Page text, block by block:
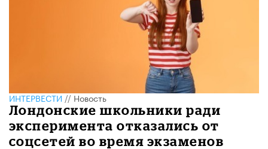
ИНТЕРВЕСТИ//Новость
Лондонские школьники ради
эксперимента отказались от
соцсетей во время экзаменов